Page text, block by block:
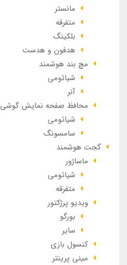
مانستر
متفرقه
بلکینگ
هدفون و هدست
مچ بند هوشمند
شیائومی
آنر
محافظ صفحه نمایش گوشی
شیائومی
سامسونگ
گجت هوشمند
ماساژور
شیائومی
متفرقه
ویدیو پرژکتور
بورگو
سایر
کنسول بازی
مینی پرینتر